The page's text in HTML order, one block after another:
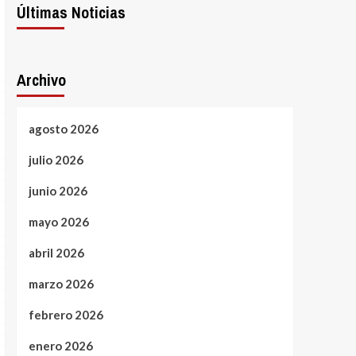
Últimas Noticias
Archivo
agosto 2026
julio 2026
junio 2026
mayo 2026
abril 2026
marzo 2026
febrero 2026
enero 2026